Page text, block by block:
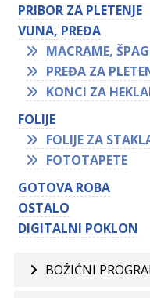
PRIBOR ZA PLETENJE
VUNA, PREĐA
MACRAME,
PREĐA ZA
KONCI ZA
FOLIJE
FOLIJE ZA
FOTOTAPETE
GOTOVA ROBA
OSTALO
DIGITALNI POKLON
BOŽIĆNI